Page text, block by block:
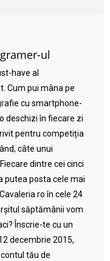
ul
have al
Cum pui mâna pe
cu smartphone-
deschizi în fiecare zi
pentru competiția
câte unui
dintre cei cinci
putea posta cele mai
în cele 24
săptămânii vom
Înscrie-te cu un
decembrie 2015,
tău de